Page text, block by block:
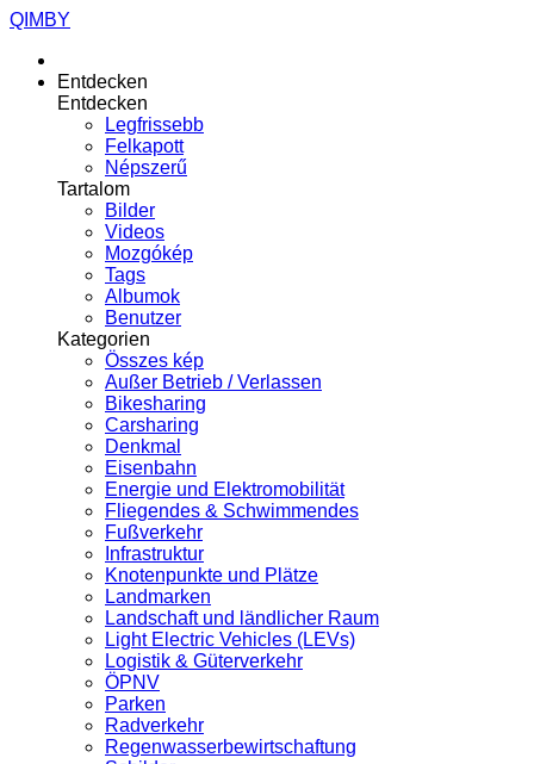
QIMBY
Entdecken
Entdecken
Legfrissebb
Felkapott
Népszerű
Tartalom
Bilder
Videos
Mozgókép
Tags
Albumok
Benutzer
Kategorien
Összes kép
Außer Betrieb / Verlassen
Bikesharing
Carsharing
Denkmal
Eisenbahn
Energie und Elektromobilität
Fliegendes & Schwimmendes
Fußverkehr
Infrastruktur
Knotenpunkte und Plätze
Landmarken
Landschaft und ländlicher Raum
Light Electric Vehicles (LEVs)
Logistik & Güterverkehr
ÖPNV
Parken
Radverkehr
Regenwasserbewirtschaftung